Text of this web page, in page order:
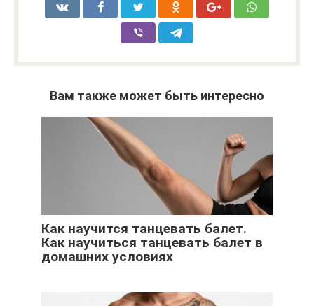
Вам также может быть интересно
Как научится танцевать балет.
Как научиться танцевать балет в
домашних условиях